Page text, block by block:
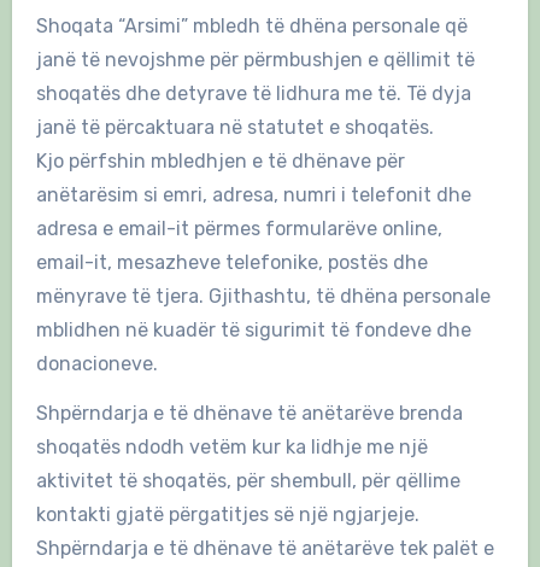
Shoqata “Arsimi” mbledh të dhëna personale që
janë të nevojshme për përmbushjen e qëllimit të
shoqatës dhe detyrave të lidhura me të. Të dyja
janë të përcaktuara në statutet e shoqatës.
Kjo përfshin mbledhjen e të dhënave për
anëtarësim si emri, adresa, numri i telefonit dhe
adresa e email-it përmes formularëve online,
email-it, mesazheve telefonike, postës dhe
mënyrave të tjera. Gjithashtu, të dhëna personale
mblidhen në kuadër të sigurimit të fondeve dhe
donacioneve.
Shpërndarja e të dhënave të anëtarëve brenda
shoqatës ndodh vetëm kur ka lidhje me një
aktivitet të shoqatës, për shembull, për qëllime
kontakti gjatë përgatitjes së një ngjarjeje.
Shpërndarja e të dhënave të anëtarëve tek palët e